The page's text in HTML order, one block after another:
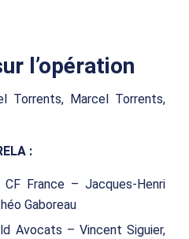
l’opération
Torrents, Marcel Torrents,
:
CF France – Jacques-Henri
Gaboreau
Avocats – Vincent Siguier,